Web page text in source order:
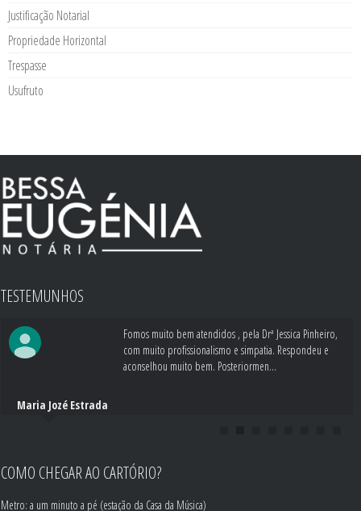
Justificação Notarial
Propriedade Horizontal
Trespasse
Usufruto
TESTEMUNHOS
Fomos muito bem atendidos , pela Drª Jessica Pinheiro,
com muito profissionalismo e simpatia. Respondeu e
aconselhou muito bem. Posteriormen...
Maria Jozé Estrada
COMO CHEGAR AO CARTÓRIO?
Metro: a um minuto a pé (estação da Casa da Música)